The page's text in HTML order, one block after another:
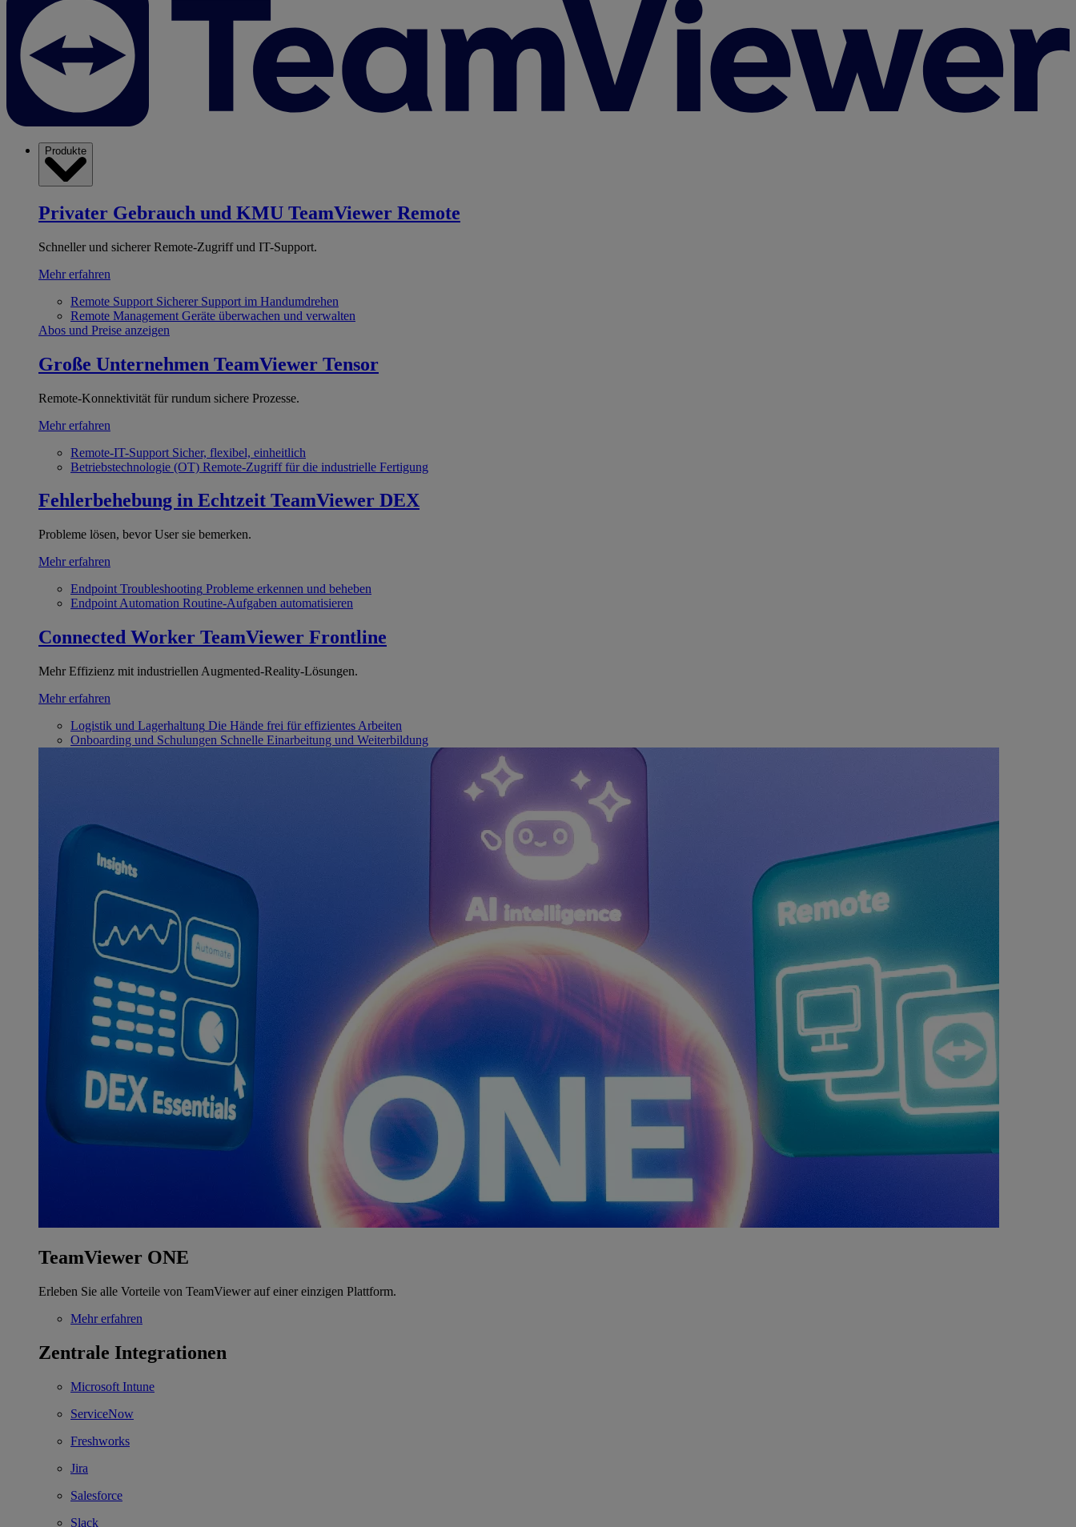
Produkte
Privater Gebrauch und KMU TeamViewer Remote
Schneller und sicherer Remote-Zugriff und IT-Support.
Mehr erfahren
Remote Support Sicherer Support im Handumdrehen
Remote Management Geräte überwachen und verwalten
Abos und Preise anzeigen
Große Unternehmen TeamViewer Tensor
Remote-Konnektivität für rundum sichere Prozesse.
Mehr erfahren
Remote-IT-Support Sicher, flexibel, einheitlich
Betriebstechnologie (OT) Remote-Zugriff für die industrielle Fertigung
Fehlerbehebung in Echtzeit TeamViewer DEX
Probleme lösen, bevor User sie bemerken.
Mehr erfahren
Endpoint Troubleshooting Probleme erkennen und beheben
Endpoint Automation Routine-Aufgaben automatisieren
Connected Worker TeamViewer Frontline
Mehr Effizienz mit industriellen Augmented-Reality-Lösungen.
Mehr erfahren
Logistik und Lagerhaltung Die Hände frei für effizientes Arbeiten
Onboarding und Schulungen Schnelle Einarbeitung und Weiterbildung
TeamViewer ONE
Erleben Sie alle Vorteile von TeamViewer auf einer einzigen Plattform.
Mehr erfahren
Zentrale Integrationen
Microsoft Intune
ServiceNow
Freshworks
Jira
Salesforce
Slack